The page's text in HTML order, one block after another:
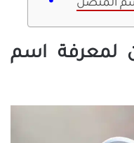
المتصل
لمعرفة اسم